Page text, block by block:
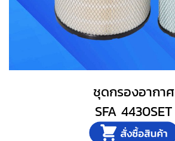
ชุดกรองอากาศ
SFA 4430SET